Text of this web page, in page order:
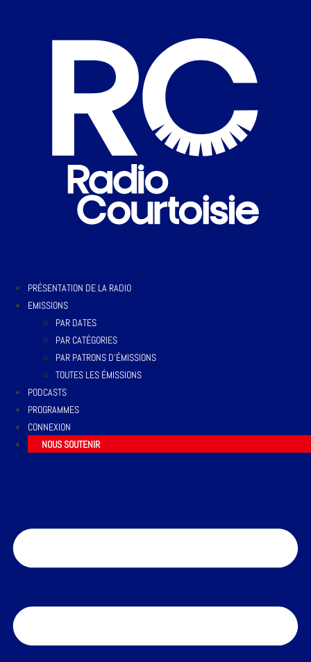
PRÉSENTATION DE LA RADIO
EMISSIONS
PAR DATES
PAR CATÉGORIES
PAR PATRONS D’ÉMISSIONS
TOUTES LES ÉMISSIONS
PODCASTS
PROGRAMMES
CONNEXION
NOUS SOUTENIR